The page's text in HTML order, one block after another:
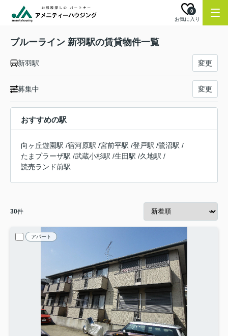
お気に入り
0
ブルーライン 新羽駅の賃貸物件一覧
新羽駅 変更
募集中 変更
おすすめの駅
向ヶ丘遊園駅 /宿河原駅 /宮前平駅 /登戸駅 /鷺沼駅 /
たまプラーザ駅 /武蔵小杉駅 /生田駅 /久地駅 /
読売ランド前駅
30件
アパート